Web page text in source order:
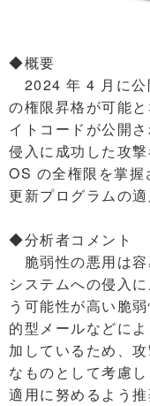
◆概要
2024 年 4 月に公
の権限昇格が可能
イトコードが公開
侵入に成功した攻
OS の全権限を掌握
更新プログラムの
◆分析者コメント
脆弱性の悪用は容
システムへの侵入
う可能性が高い脆
的型メールなどに
加しているため、
なものとして考慮
適用に努めるよう推